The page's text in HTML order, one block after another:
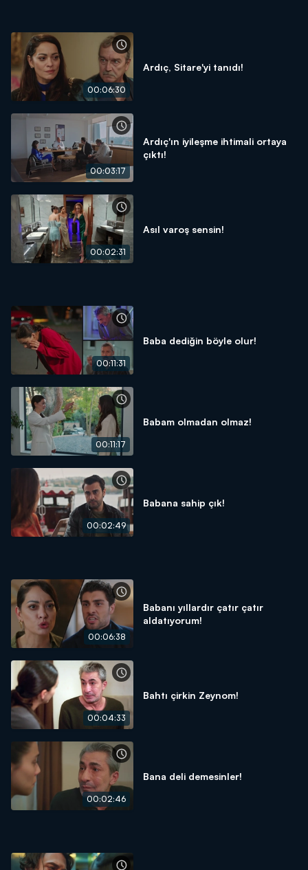
00:06:30
Ardıç, Sitare'yi tanıdı!
00:03:17
Ardıç'ın iyileşme ihtimali ortaya
çıktı!
00:02:31
Asıl varoş sensin!
00:11:31
Baba dediğin böyle olur!
00:11:17
Babam olmadan olmaz!
00:02:49
Babana sahip çık!
00:06:38
Babanı yıllardır çatır çatır
aldatıyorum!
00:04:33
Bahtı çirkin Zeynom!
00:02:46
Bana deli demesinler!